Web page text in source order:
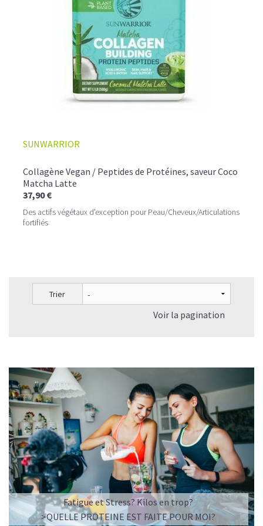
☕ LATTE MACCHIATO GLACÉ
moment de pure détente… ou de concentration avant le
prochain défi.
Une énergie immédiate et stable, sans pic de glycémie,
qui vous accompagne toute la matinée et un allié parfait
après l’entraînement.
Pour ceux qui veulent retrouver le plaisir d’un vrai café
glacé, sans se sentir lourd ni affamé.
Découvrir le
Latte Macchiato Glacé Protéiné
🍯 CAFÉ FRAPPÉ AU CARAMEL PROTÉINÉ
SUNWARRIOR
Collagène Vegan / Peptides de Protéines, saveur Coco
Matcha Latte
37,90 €
Des actifs végétaux d'exception pour Peau/Cheveux/Articulations
fortifiés
Trier
Voir la pagination
Fatigue et Stress? Kilos en trop?
>QUELLE PROTEINE EST FAITE POUR MOI?